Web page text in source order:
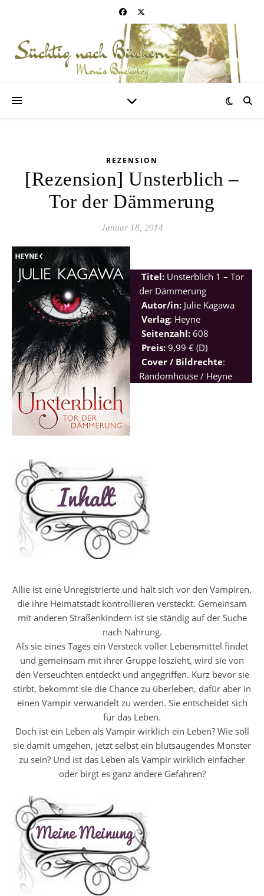
REZENSION
[Rezension] Unsterblich –
Tor der Dämmerung
Januar 18, 2014
Titel: Unsterblich 1 – Tor
der Dämmerung
Autor/in: Julie Kagawa
Verlag: Heyne
Seitenzahl: 608
Preis: 9,99 € (D)
Cover / Bildrechte:
Randomhouse / Heyne
Allie ist eine Unregistrierte und hält sich vor den Vampiren,
die ihre Heimatstadt kontrollieren versteckt. Gemeinsam
mit anderen Straßenkindern ist sie ständig auf der Suche
nach Nahrung.
Als sie eines Tages ein Versteck voller Lebensmittel findet
und gemeinsam mit ihrer Gruppe loszieht, wird sie von
den Verseuchten entdeckt und angegriffen. Kurz bevor sie
stirbt, bekommt sie die Chance zu überleben, dafür aber in
einen Vampir verwandelt zu werden. Sie entscheidet sich
für das Leben.
Doch ist ein Leben als Vampir wirklich ein Leben? Wie soll
sie damit umgehen, jetzt selbst ein blutsaugendes Monster
zu sein? Und ist das Leben als Vampir wirklich einfacher
oder birgt es ganz andere Gefahren?